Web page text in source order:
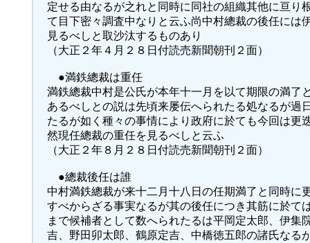
定せる由なるが之れと同時に同社の組織其他に亘り
て目下密々調査中なりと云ふ尚中村總裁の後任には
見るべしと取沙汰するものあり
（大正２年４月２８日付読売新聞朝刊２面）
●満鉄總裁は重任
満鉄總裁中村是公氏が本年十一月を以て期限の満了
あるべしとの説は先頃来屡伝へられたる処なるが過
たるが如く種々の事情により政府に於ても今回は更
然現任總裁の重任を見るべしと云ふ
（大正２年８月２８日付読売新聞朝刊２面）
●總裁後任は誰
中村満鉄總裁が来十二月十八日の任期満了と同時に
すべからざる事実なるが其の後任につき其筋に於て
まで候補者として数へられたるは平岡定太郎、伊集
吉、野田卯太郎、鶴原定吉、中橋徳五郎の諸氏なる